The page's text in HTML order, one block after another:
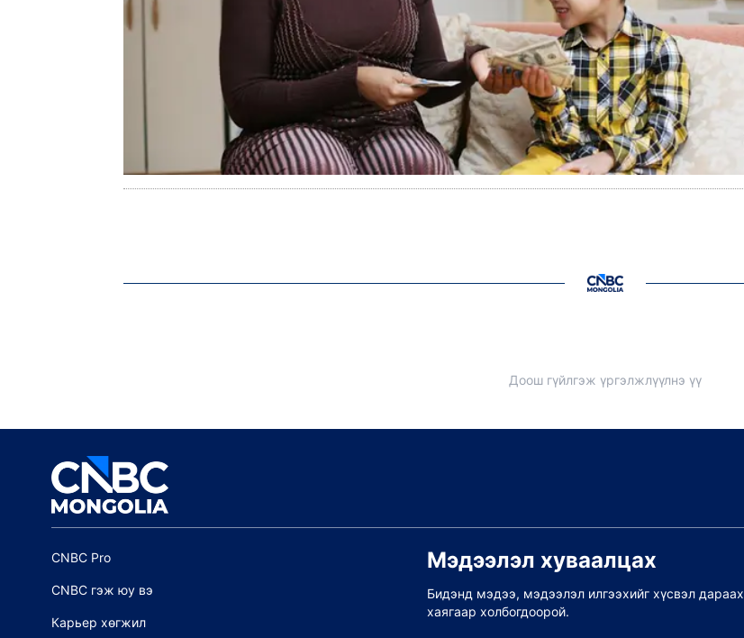
Доош гүйлгэж үргэлжлүүлнэ үү
CNBC Pro
CNBC гэж юу вэ
Карьер хөгжил
Мэдээлэл хуваалцах
Бидэнд мэдээ, мэдээлэл илгээхийг хүсвэл дараах
хаягаар холбогдоорой.